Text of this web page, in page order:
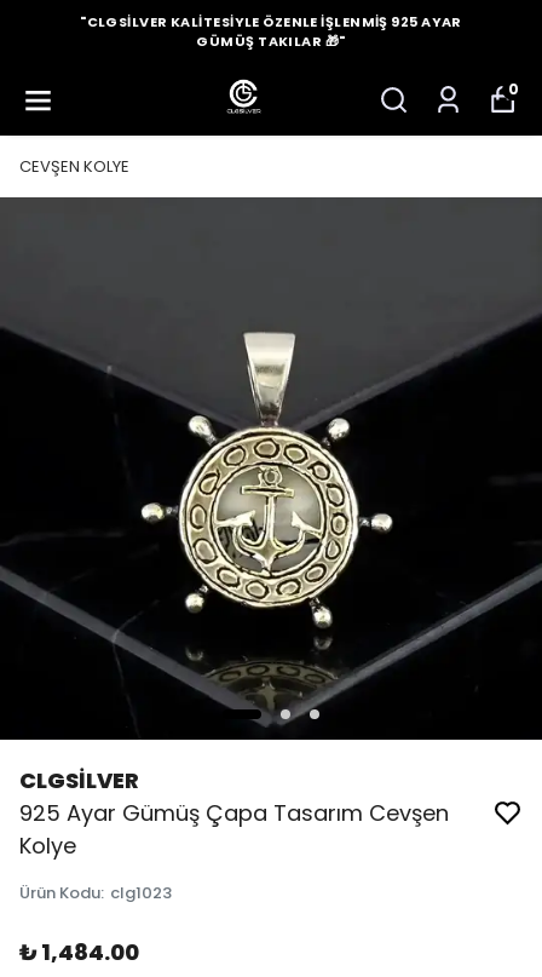
"CLGSILVER KALITESIYLE ÖZENLE İŞLENMIŞ 925 AYAR
GÜMÜŞ TAKILAR 🎁"
0
CEVŞEN KOLYE
CLGSİLVER
925 Ayar Gümüş Çapa Tasarım Cevşen
Kolye
Ürün Kodu: clg1023
₺ 1,484.00